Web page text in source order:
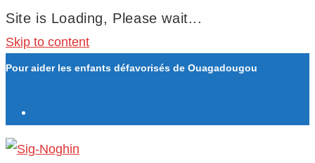
Site is Loading, Please wait...
Skip to content
Pour aider les enfants défavorisés de Ouagadougou